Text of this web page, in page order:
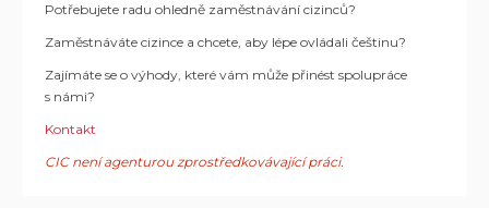
Potřebujete radu ohledně zaměstnávání cizinců?
Zaměstnáváte cizince a chcete, aby lépe ovládali češtinu?
Zajímáte se o výhody, které vám může přinést spolupráce
s námi?
Kontakt
CIC není agenturou zprostředkovávající práci.